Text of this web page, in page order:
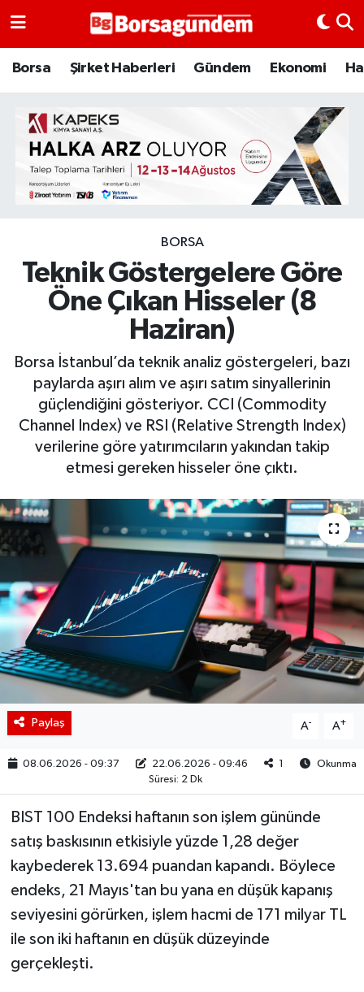
Borsa Şirket Haberleri Gündem Ekonomi
BORSA
Teknik Göstergelere Göre
Öne Çıkan Hisseler (8
Haziran)
Borsa İstanbul’da teknik analiz göstergeleri, bazı
paylarda aşırı alım ve aşırı satım sinyallerinin
güçlendiğini gösteriyor. CCI (Commodity
Channel Index) ve RSI (Relative Strength Index)
verilerine göre yatırımcıların yakından takip
etmesi gereken hisseler öne çıktı.
Paylaş A- A+
08.06.2026 - 09:37 22.06.2026 - 09:46 1
Okunma
Süresi: 2 Dk
BIST 100 Endeksi haftanın son işlem gününde
satış baskısının etkisiyle yüzde 1,28 değer
kaybederek 13.694 puandan kapandı. Böylece
endeks, 21 Mayıs'tan bu yana en düşük kapanış
seviyesini görürken, işlem hacmi de 171 milyar TL
ile son iki haftanın en düşük düzeyinde
gerçekleşti.
Borsa
Emtia
Galeri
Bitcoin
Şirket Haberleri
Borsa Gundem
BIST 100 Isı Haritası
Coin Isı Haritası
Ekonomik Takvim
Kiripto Para Piyasası
Gizlilik Sözleşmesi
Hakkımızda
İletişim